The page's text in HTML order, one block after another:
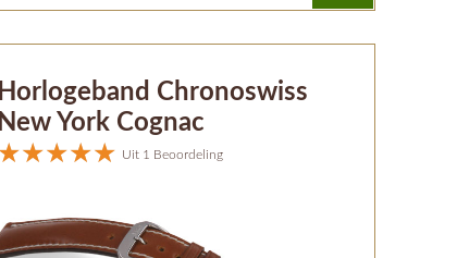
Horlogeband Chronoswiss
New York Cognac
Uit 1 Beoordeling